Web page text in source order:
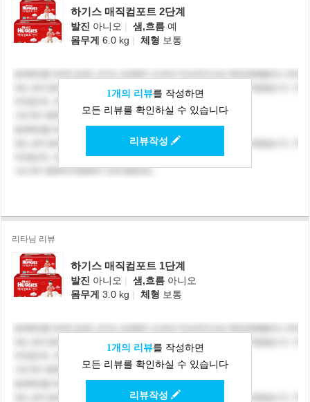
하기스 매직컴포트 2단계
발진 아니오 | 샘,흐름 예
몸무게 6.0 kg | 체형 보통
1개의 리뷰를 작성하면
모든 리뷰를 확인하실 수 있습니다
리뷰작성
리타님 리뷰
하기스 매직컴포트 1단계
발진 아니오 | 샘,흐름 아니오
몸무게 3.0 kg | 체형 보통
1개의 리뷰를 작성하면
모든 리뷰를 확인하실 수 있습니다
리뷰작성